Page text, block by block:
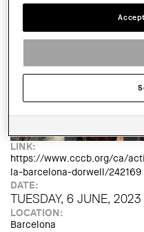
LINK:
https://www.cccb.org/ca/
la-barcelona-dorwell/242169
DATE:
TUESDAY, 6 JUNE, 2023
LOCATION:
Barcelona